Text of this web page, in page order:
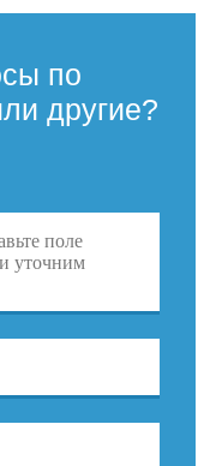
по
другие?